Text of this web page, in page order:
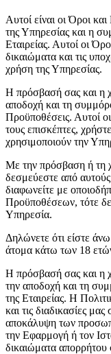
Αυτοί είναι οι Όροι
της Υπηρεσίας και η
Εταιρείας. Αυτοί οι
δικαιώματα και τις
χρήση της Υπηρεσίας.
Η πρόσβασή σας και η
αποδοχή και τη
Προϋποθέσεις. Αυτοί
τους επισκέπτες,
χρησιμοποιούν την
Με την πρόσβαση ή τη
δεσμεύεστε από
διαφωνείτε με
Προϋποθέσεων, τότε
Υπηρεσία.
Δηλώνετε ότι είστε
άτομα κάτω των 18
Η πρόσβασή σας και η
την αποδοχή και τη
της Εταιρείας. Η
και τις διαδικασίες
αποκάλυψη των
την Εφαρμογή ή τον
δικαιώματα απορρήτου